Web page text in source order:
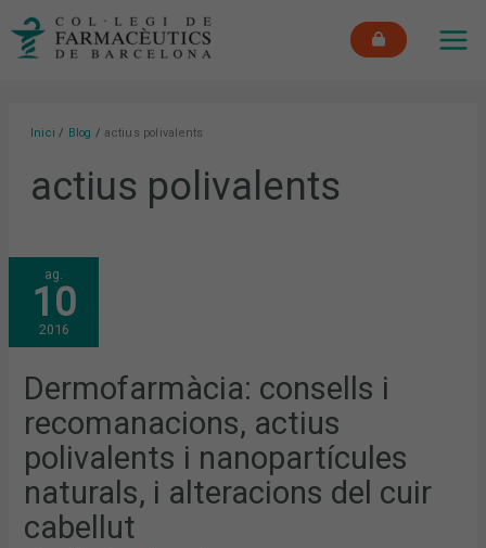
Inici Blog actius polivalents
actius polivalents
ag.
10
2016
Dermofarmàcia: consells i
recomanacions, actius
polivalents i nanopartícules
naturals, i alteracions del cuir
cabellut
DERMOFARMÀCIA:
CONSELLS
I
RECOMANACIONS,
ACTIUS
POLIVALENTS
I
NATURALS,
I
ALTERACIONS
DEL
CUIR
CABELLUT